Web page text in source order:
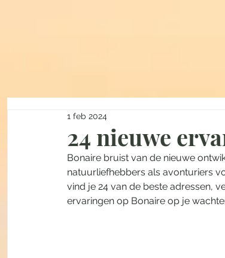
24 nieuwe
1 feb 2024
Bonaire bruist van de nieuwe
natuurliefhebbers als avonturiers
vind je 24 van de beste
ervaringen op Bonaire op je